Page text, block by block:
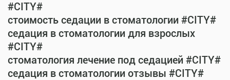
#CITY#
стоимость седации в стоматологии #CITY#
седация в стоматологии для взрослых
#CITY#
стоматология лечение под седацией #CITY#
седация в стоматологии отзывы #CITY#